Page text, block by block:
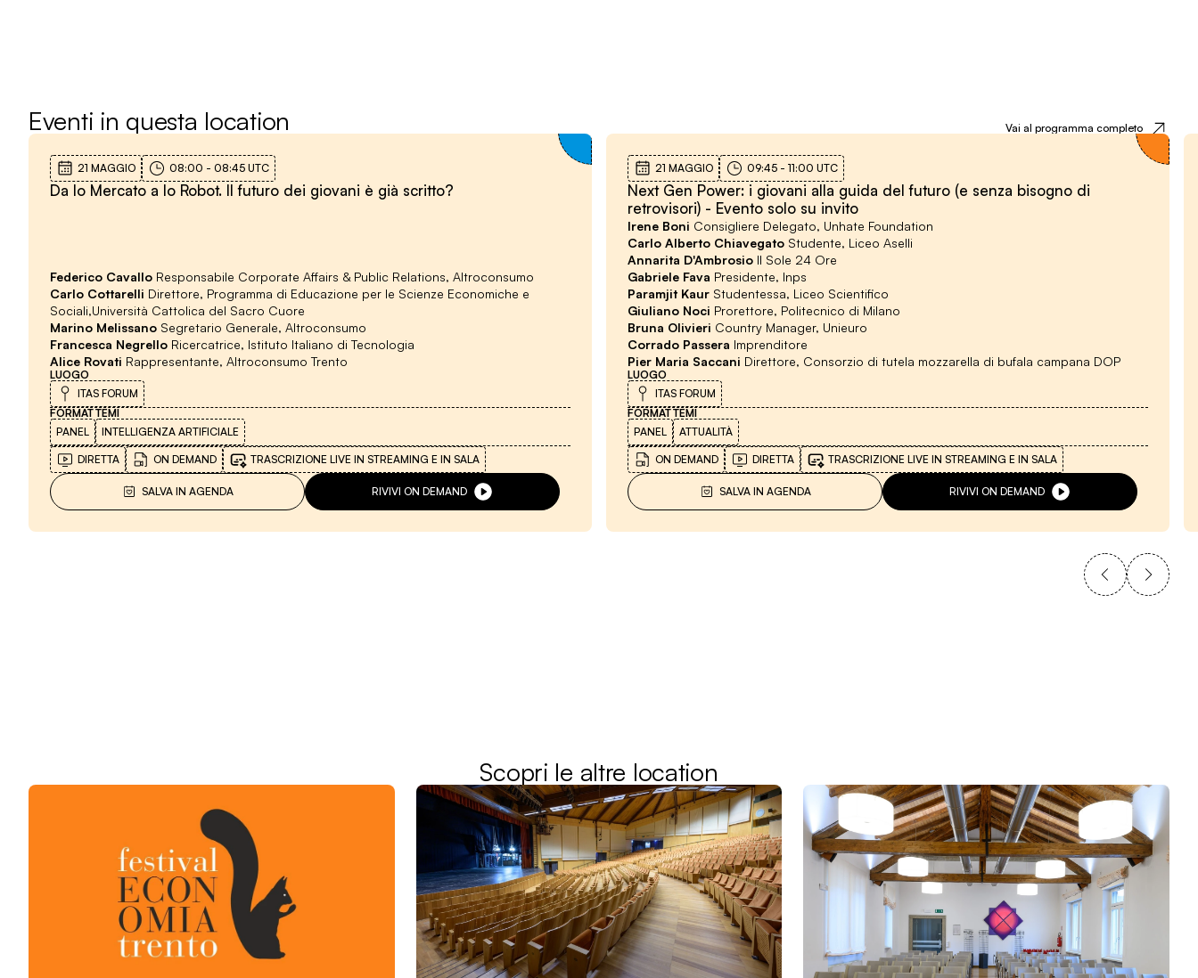
Eventi in questa location Vai al programma completo
21 MAGGIO 08:00 - 08:45 UTC
Da Io Mercato a Io Robot. Il futuro dei giovani è già scritto?
Federico Cavallo Responsabile Corporate Affairs & Public Relations, Altroconsumo
Carlo Cottarelli Direttore, Programma di Educazione per le Scienze Economiche e
Sociali,Università Cattolica del Sacro Cuore
Marino Melissano Segretario Generale, Altroconsumo
Francesca Negrello Ricercatrice, Istituto Italiano di Tecnologia
Alice Rovati Rappresentante, Altroconsumo Trento
LUOGO
ITAS FORUM
FORMAT
PANEL
TEMI
INTELLIGENZA ARTIFICIALE
DIRETTA ON DEMAND TRASCRIZIONE LIVE IN STREAMING E IN SALA
SALVA IN AGENDA RIVIVI ON DEMAND
21 MAGGIO 09:45 - 11:00 UTC
Next Gen Power: i giovani alla guida del futuro (e senza bisogno di
retrovisori) - Evento solo su invito
Festival
Irene Boni Consigliere Delegato, Unhate Foundation
Carlo Alberto Chiavegato Studente, Liceo Aselli
Annarita D'Ambrosio Il Sole 24 Ore
Gabriele Fava Presidente, Inps
Paramjit Kaur Studentessa, Liceo Scientifico
Giuliano Noci Prorettore, Politecnico di Milano
Bruna Olivieri Country Manager, Unieuro
Corrado Passera Imprenditore
Pier Maria Saccani Direttore, Consorzio di tutela mozzarella di bufala campana DOP
LUOGO
ITAS FORUM
FORMAT
PANEL
TEMI
ATTUALITÀ
ON DEMAND DIRETTA TRASCRIZIONE LIVE IN STREAMING E IN SALA
SALVA IN AGENDA RIVIVI ON DEMAND
Scopri le altre location